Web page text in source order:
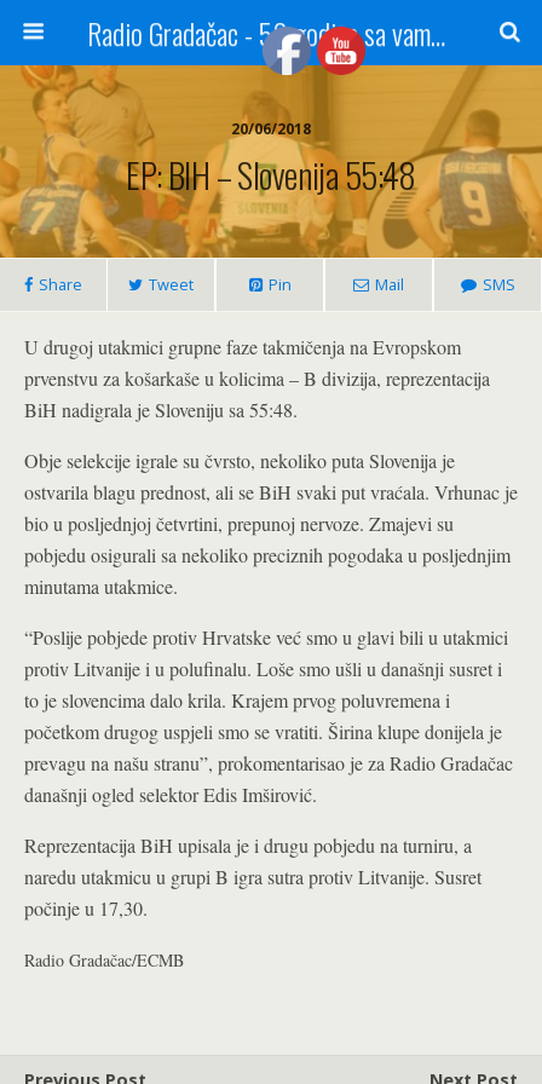
Radio Gradačac - 56 godina sa vama...
20/06/2018
EP: BIH – Slovenija 55:48
Share Tweet Pin Mail SMS
U drugoj utakmici grupne faze takmičenja na Evropskom
prvenstvu za košarkaše u kolicima – B divizija, reprezentacija
BiH nadigrala je Sloveniju sa 55:48.
Obje selekcije igrale su čvrsto, nekoliko puta Slovenija je
ostvarila blagu prednost, ali se BiH svaki put vraćala. Vrhunac je
bio u posljednjoj četvrtini, prepunoj nervoze. Zmajevi su
pobjedu osigurali sa nekoliko preciznih pogodaka u posljednjim
minutama utakmice.
“Poslije pobjede protiv Hrvatske već smo u glavi bili u utakmici
protiv Litvanije i u polufinalu. Loše smo ušli u današnji susret i
to je slovencima dalo krila. Krajem prvog poluvremena i
početkom drugog uspjeli smo se vratiti. Širina klupe donijela je
prevagu na našu stranu”, prokomentarisao je za Radio Gradačac
današnji ogled selektor Edis Imširović.
Reprezentacija BiH upisala je i drugu pobjedu na turniru, a
naredu utakmicu u grupi B igra sutra protiv Litvanije. Susret
počinje u 17,30.
Radio Gradačac/ECMB